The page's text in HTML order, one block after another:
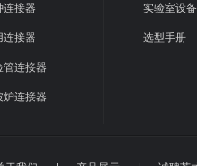
连接器
连接器
管连接器
炉连接器
实验室设备
选型手册